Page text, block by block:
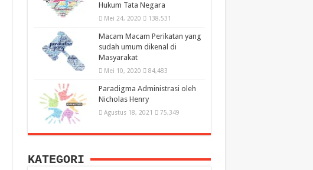
Hukum Tata Negara
Mei 24, 2020 138,531
Macam Macam Perikatan yang
sudah umum dikenal di
Masyarakat
Mei 10, 2020 84,483
Paradigma Administrasi oleh
Nicholas Henry
Agustus 18, 2021 75,349
KATEGORI